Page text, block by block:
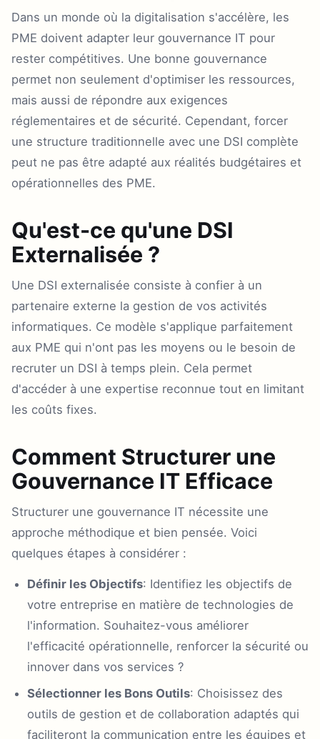
Dans un monde où la digitalisation s'accélère, les
PME doivent adapter leur gouvernance IT pour
rester compétitives. Une bonne gouvernance
permet non seulement d'optimiser les ressources,
mais aussi de répondre aux exigences
réglementaires et de sécurité. Cependant, forcer
une structure traditionnelle avec une DSI complète
peut ne pas être adapté aux réalités budgétaires et
opérationnelles des PME.
Qu'est-ce qu'une DSI
Externalisée ?
Une DSI externalisée consiste à confier à un
partenaire externe la gestion de vos activités
informatiques. Ce modèle s'applique parfaitement
aux PME qui n'ont pas les moyens ou le besoin de
recruter un DSI à temps plein. Cela permet
d'accéder à une expertise reconnue tout en limitant
les coûts fixes.
Comment Structurer une
Gouvernance IT Efficace
Structurer une gouvernance IT nécessite une
approche méthodique et bien pensée. Voici
quelques étapes à considérer :
Définir les Objectifs: Identifiez les objectifs de
votre entreprise en matière de technologies de
l'information. Souhaitez-vous améliorer
l'efficacité opérationnelle, renforcer la sécurité ou
innover dans vos services ?
Sélectionner les Bons Outils: Choisissez des
outils de gestion et de collaboration adaptés qui
faciliteront la communication entre les équipes et